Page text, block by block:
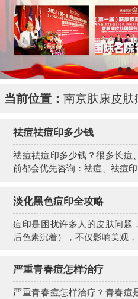
当前位置： 南京肤康皮肤
祛痘祛痘印多少钱
祛痘祛痘印多少钱？很多长痘
前都会优先咨询：祛痘、祛痘
淡化黑色痘印全攻略
痘印是困扰许多人的皮肤问题
后色素沉着），不仅影响美观
严重青春痘怎样治疗
严重青春痘怎样治疗？青春痘